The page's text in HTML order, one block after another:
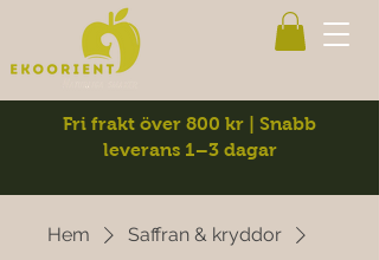
Fri frakt över 800 kr | Snabb
leverans 1–3 dagar
Hem
Saffran & kryddor